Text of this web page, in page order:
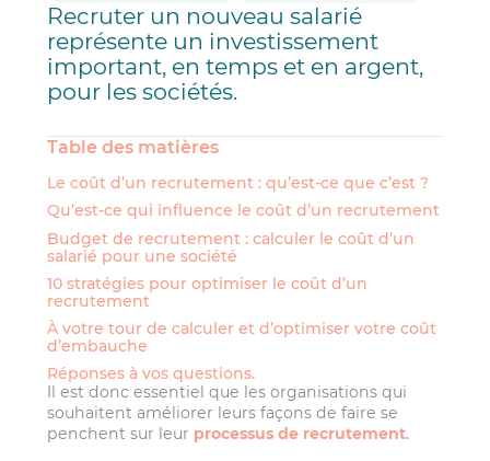
Recruter un nouveau salarié
représente un investissement
important, en temps et en argent,
pour les sociétés.
Table des matières
Le coût d’un recrutement : qu’est-ce que c’est ?
Qu’est-ce qui influence le coût d’un recrutement
Budget de recrutement : calculer le coût d’un
salarié pour une société
10 stratégies pour optimiser le coût d’un
recrutement
À votre tour de calculer et d’optimiser votre coût
d’embauche
Réponses à vos questions.
Il est donc essentiel que les organisations qui
souhaitent améliorer leurs façons de faire se
penchent sur leur processus de recrutement.